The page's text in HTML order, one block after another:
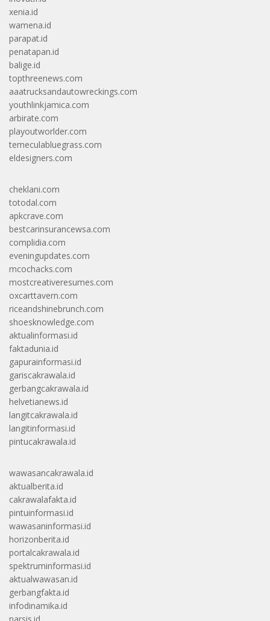
xenia.id
wamena.id
parapat.id
penatapan.id
balige.id
topthreenews.com
aaatrucksandautowreckings.com
youthlinkjamica.com
arbirate.com
playoutworlder.com
temeculabluegrass.com
eldesigners.com
cheklani.com
totodal.com
apkcrave.com
bestcarinsurancewsa.com
complidia.com
eveningupdates.com
mcochacks.com
mostcreativeresumes.com
oxcarttavern.com
riceandshinebrunch.com
shoesknowledge.com
aktualinformasi.id
faktadunia.id
gapurainformasi.id
gariscakrawala.id
gerbangcakrawala.id
helvetianews.id
langitcakrawala.id
langitinformasi.id
pintucakrawala.id
wawasancakrawala.id
aktualberita.id
cakrawalafakta.id
pintuinformasi.id
wawasaninformasi.id
horizonberita.id
portalcakrawala.id
spektruminformasi.id
aktualwawasan.id
gerbangfakta.id
infodinamika.id